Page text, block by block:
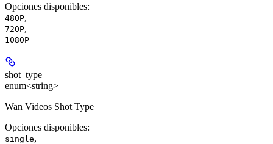
Opciones disponibles:
480P,
720P,
1080P
shot_type
enum<string>
Wan Videos Shot Type
Opciones disponibles:
single,